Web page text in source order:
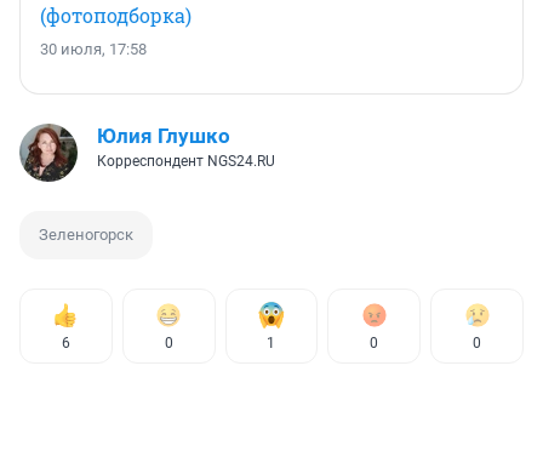
(фотоподборка)
30 июля, 17:58
Юлия Глушко
Корреспондент NGS24.RU
Зеленогорск
6 0 1 0 0